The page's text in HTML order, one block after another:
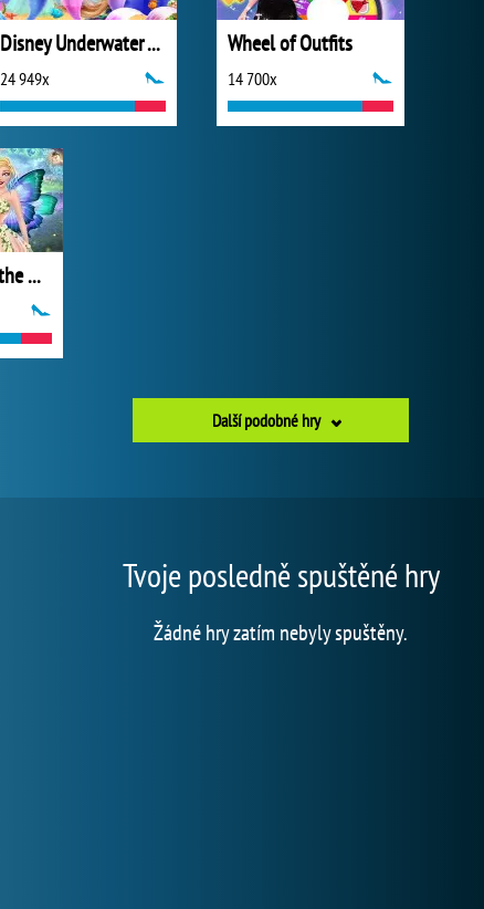
Disney Underwater Adventure
24 949x
Wheel of Outfits
14 700x
Barbie Fairy of the Woods
Další podobné hry
Tvoje posledně spuštěné hry
Žádné hry zatím nebyly spuštěny.